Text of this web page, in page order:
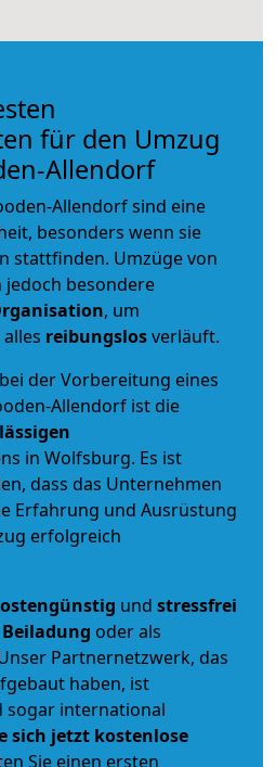
für den Umzug
Allendorf
Allendorf sind eine
besonders wenn sie
stattfinden. Umzüge von
besondere
, um
reibungslosverläuft.
der Vorbereitung eines
Allendorf ist die
in Wolfsburg. Es ist
dass das Unternehmen
Erfahrung und Ausrüstung
erfolgreich
und stressfrei
Beiladung oder als
Partnernetzwerk, das
haben, ist
sogar international
sich jetzt kostenlose
Sie einen ersten